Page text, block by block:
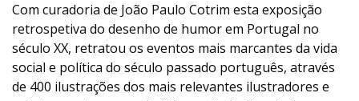
Com curadoria de João Paulo Cotrim esta exposição
retrospetiva do desenho de humor em Portugal no
século XX, retratou os eventos mais marcantes da vida
social e política do século passado português, através
de 400 ilustrações dos mais relevantes ilustradores e